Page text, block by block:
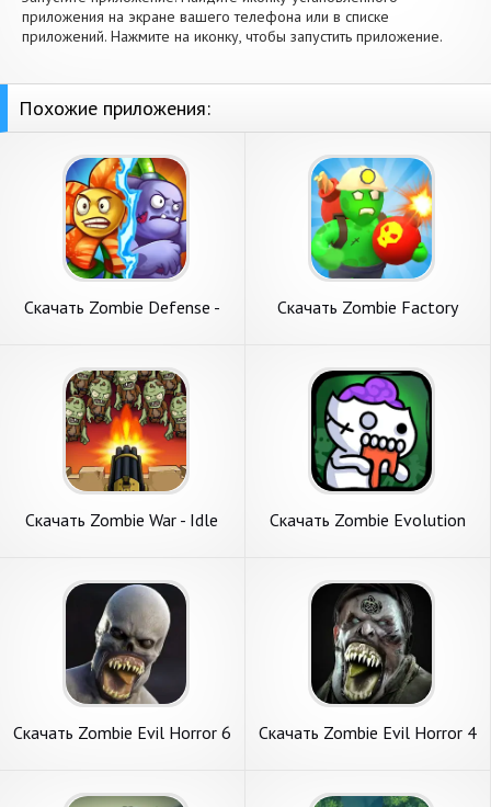
приложения на экране вашего телефона или в списке
приложений. Нажмите на иконку, чтобы запустить приложение.
Похожие приложения:
Скачать Zombie Defense -
Скачать Zombie Factory
Скачать Zombie War - Idle
Скачать Zombie Evolution
Андроид
Скачать Zombie Evil Horror 6
Скачать Zombie Evil Horror 4